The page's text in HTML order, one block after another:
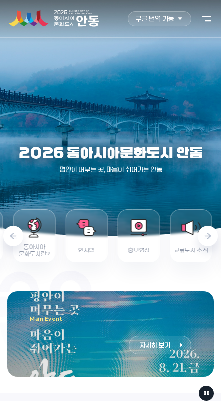
구글 번역 기능
2026 동아시아문화도시 안동
평안이 머무는 곳, 마음이 쉬어가는 안동
동아시아
문화도시란?
인사말 홍보영상 교류도시 소식
Main Event
자세히 보기